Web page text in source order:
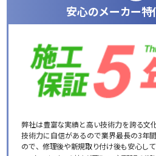
安心のメーカー
弊社は豊富な実績と高い技術力を誇る文
技術力に自信があるので業界最長の3年
ので、修理後や新規取り付け後も安心して